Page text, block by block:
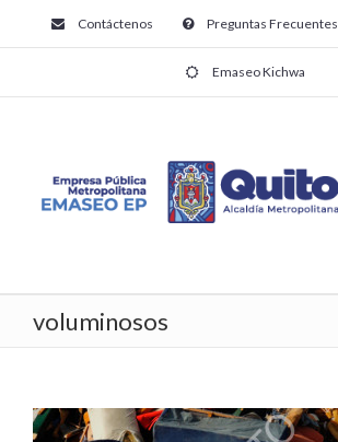
Contáctenos Preguntas Frecuentes
Emaseo Kichwa
voluminosos